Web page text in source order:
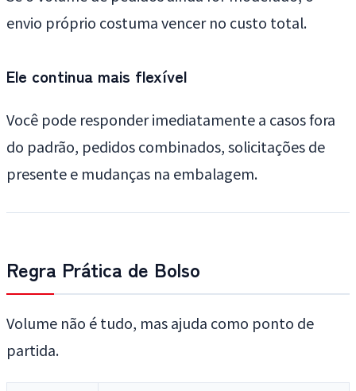
envio próprio costuma vencer no custo total.
Ele continua mais flexível
Você pode responder imediatamente a casos fora
do padrão, pedidos combinados, solicitações de
presente e mudanças na embalagem.
Regra Prática de Bolso
Volume não é tudo, mas ajuda como ponto de
partida.